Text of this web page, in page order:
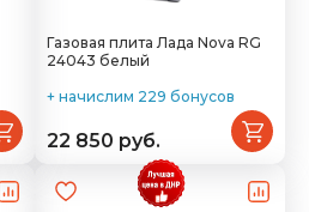
Газовая плита Лада Nova RG
24043 белый
+ начислим 229 бонусов
22 850 руб.